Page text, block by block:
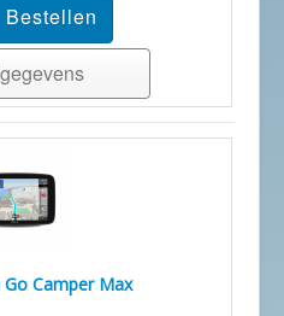
Camper Max